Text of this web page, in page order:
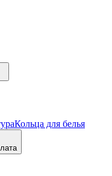
Кольца для белья